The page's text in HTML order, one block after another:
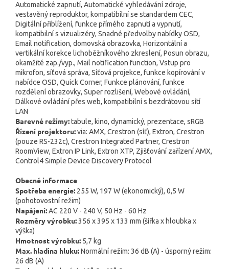
Automatické zapnutí, Automatické vyhledávání zdroje,
vestavěný reproduktor, kompatibilní se standardem CEC,
Digitální přiblížení, funkce přímého zapnutí a vypnutí,
kompatibilní s vizualizéry, Snadné předvolby nabídky OSD,
Email notification, domovská obrazovka, Horizontální a
vertikální korekce lichoběžníkového zkreslení, Posun obrazu,
okamžité zap./vyp., Mail notification function, Vstup pro
mikrofon, síťová správa, Síťová projekce, funkce kopírování v
nabídce OSD, Quick Corner, Funkce plánování, funkce
rozdělení obrazovky, Super rozlišení, Webové ovládání,
Dálkové ovládání přes web, kompatibilní s bezdrátovou sítí
LAN
Barevné režimy:tabule, kino, dynamický, prezentace, sRGB
Řízení projektoru:via: AMX, Crestron (síť), Extron, Crestron
(pouze RS-232c), Crestron Integrated Partner, Crestron
RoomView, Extron IP Link, Extron XTP, Zjišťování zařízení AMX,
Control4 Simple Device Discovery Protocol
Obecné informace
Spotřeba energie: 255 W, 197 W (ekonomický), 0,5 W
(pohotovostní režim)
Napájení:AC 220 V - 240 V, 50 Hz - 60 Hz
Rozměry výrobku:356 x 395 x 133 mm (šířka x hloubka x
výška)
Hmotnost výrobku: 5,7 kg
Max. hladina hluku:Normální režim: 36 dB (A) - úsporný režim:
26 dB (A)